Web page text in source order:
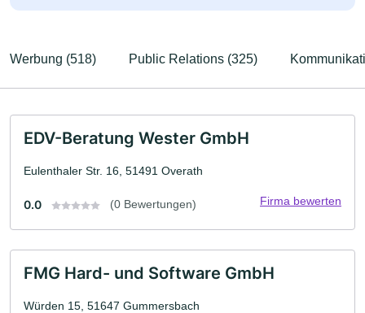
Werbung (518) Public Relations (325)
EDV-Beratung Wester GmbH
Eulenthaler Str. 16, 51491 Overath
0.0 (0 Bewertungen) Firma bewerten
FMG Hard- und Software GmbH
Würden 15, 51647 Gummersbach